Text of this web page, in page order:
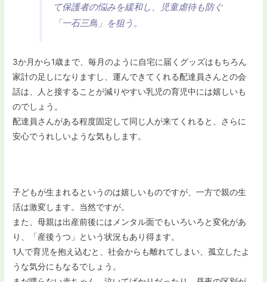
て保護者の悩みを緩和し、児童虐待も防ぐ
「一石三鳥」を狙う。
3か月から1歳まで、毎月のように自宅に届くグッズはもちろん
家計の足しになりますし、運んできてくれる配達員さんとの会
話は、人と接することが減りやすい乳児の育児中には嬉しいも
のでしょう。
配達員さんがある程度固定して同じ人が来てくれると、さらに
安心でうれしいような気もします。
子どもが生まれるというのは嬉しいものですが、一方で親の生
活は激変します。当然ですが。
また、母親は出産前後にはメンタル面でもいろいろと変化があ
り、「産後うつ」という状況もあり得ます。
1人で育児を抱え込むと、社会からも離れてしまい、孤立したよ
うな気分にもなるでしょう。